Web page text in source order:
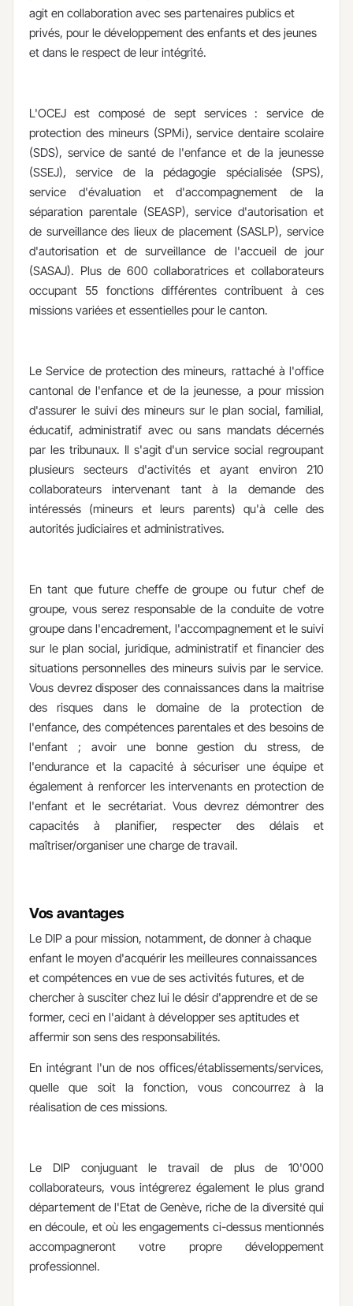
agit en collaboration avec ses partenaires publics et
privés, pour le développement des enfants et des jeunes
et dans le respect de leur intégrité.
L'OCEJ est composé de sept services : service de
protection des mineurs (SPMi), service dentaire scolaire
(SDS), service de santé de l'enfance et de la jeunesse
(SSEJ), service de la pédagogie spécialisée (SPS),
service d'évaluation et d'accompagnement de la
séparation parentale (SEASP), service d'autorisation et
de surveillance des lieux de placement (SASLP), service
d'autorisation et de surveillance de l'accueil de jour
(SASAJ). Plus de 600 collaboratrices et collaborateurs
occupant 55 fonctions différentes contribuent à ces
missions variées et essentielles pour le canton.
Le Service de protection des mineurs, rattaché à l'office
cantonal de l'enfance et de la jeunesse, a pour mission
d'assurer le suivi des mineurs sur le plan social, familial,
éducatif, administratif avec ou sans mandats décernés
par les tribunaux. Il s'agit d'un service social regroupant
plusieurs secteurs d'activités et ayant environ 210
collaborateurs intervenant tant à la demande des
intéressés (mineurs et leurs parents) qu'à celle des
autorités judiciaires et administratives.
En tant que future cheffe de groupe ou futur chef de
groupe, vous serez responsable de la conduite de votre
groupe dans l'encadrement, l'accompagnement et le suivi
sur le plan social, juridique, administratif et financier des
situations personnelles des mineurs suivis par le service.
Vous devrez disposer des connaissances dans la maitrise
des risques dans le domaine de la protection de
l'enfance, des compétences parentales et des besoins de
l'enfant ; avoir une bonne gestion du stress, de
l'endurance et la capacité à sécuriser une équipe et
également à renforcer les intervenants en protection de
l'enfant et le secrétariat. Vous devrez démontrer des
capacités à planifier, respecter des délais et
maîtriser/organiser une charge de travail.
Vos avantages
​Le DIP a pour mission, notamment, de donner à chaque
enfant le moyen d'acquérir les meilleures connaissances
et compétences en vue de ses activités futures, et de
chercher à susciter chez lui le désir d'apprendre et de se
former, ceci en l'aidant à développer ses aptitudes et
affermir son sens des responsabilités.
En intégrant l'un de nos offices/établissements/services,
quelle que soit la fonction, vous concourrez à la
réalisation de ces missions.
Le DIP conjuguant le travail de plus de 10'000
collaborateurs, vous intégrerez également le plus grand
département de l'Etat de Genève, riche de la diversité qui
en découle, et où les engagements ci-dessus mentionnés
accompagneront votre propre développement
professionnel.